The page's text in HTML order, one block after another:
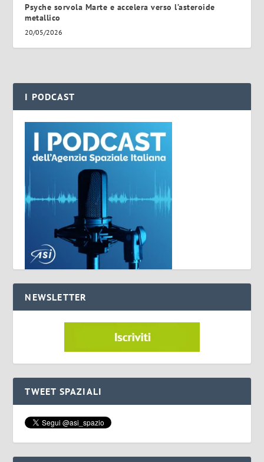
Psyche sorvola Marte e accelera verso l’asteroide
metallico
20/05/2026
I PODCAST
NEWSLETTER
TWEET SPAZIALI